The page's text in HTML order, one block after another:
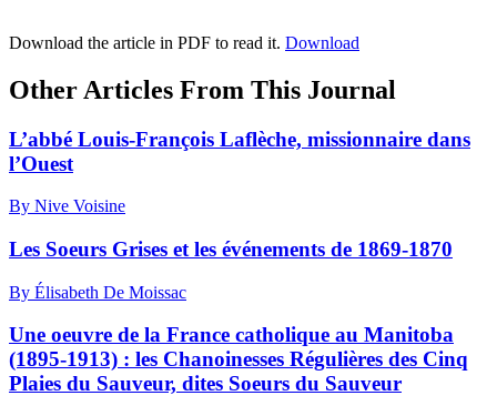
Download the article in PDF to read it. Download
Other Articles From This Journal
L’abbé Louis-François Laflèche, missionnaire dans
l’Ouest
By Nive Voisine
Les Soeurs Grises et les événements de 1869-1870
By Élisabeth De Moissac
Une oeuvre de la France catholique au Manitoba
(1895-1913) : les Chanoinesses Régulières des Cinq
Plaies du Sauveur, dites Soeurs du Sauveur